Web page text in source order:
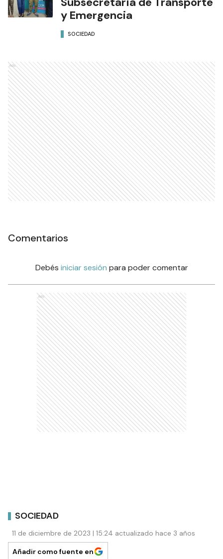
y Emergencia
SOCIEDAD
Ads
Comentarios
Debés iniciar sesión para poder comentar
Ads
SOCIEDAD
11 de diciembre de 2023 | 15:24 actualizado hace 3 años
Añadir como fuente en